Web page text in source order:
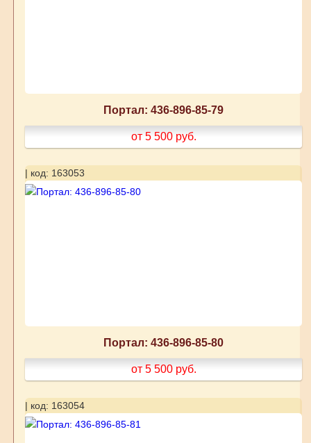
Портал: 436-896-85-79
от 5 500 руб.
| код: 163053
Портал: 436-896-85-80
от 5 500 руб.
| код: 163054